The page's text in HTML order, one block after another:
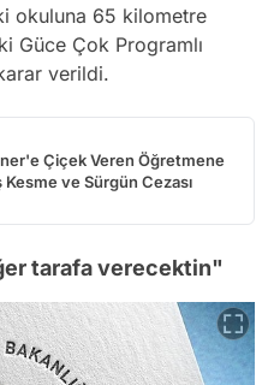
okuluna 65 kilometre
Güce Çok Programlı
verildi.
Çiçek Veren Öğretmene
Kesme ve Sürgün Cezası
tarafa verecektin"